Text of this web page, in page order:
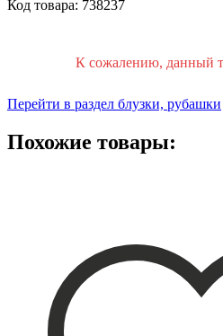
Код товара: 738237
К сожалению, данный
Перейти в раздел блузки, рубашки
Похожие товары: